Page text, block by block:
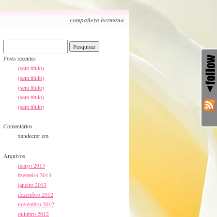
compañera hermana
Posts recentes
(sem título)
(sem título)
(sem título)
(sem título)
(sem título)
Comentários
xandecmrem
Arquivos
março 2013
fevereiro 2013
janeiro 2013
dezembro 2012
novembro 2012
outubro 2012